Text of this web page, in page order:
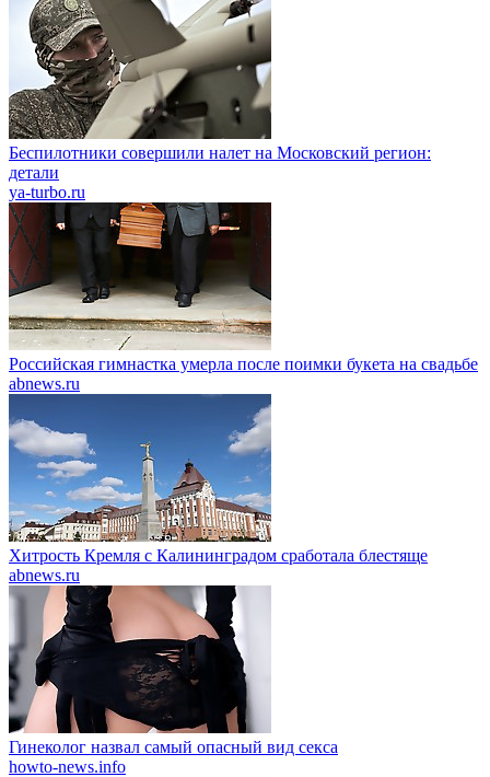
Беспилотники совершили налет на Московский регион:
детали
ya-turbo.ru
Российская гимнастка умерла после поимки букета на свадьбе
abnews.ru
Хитрость Кремля с Калининградом сработала блестяще
abnews.ru
Гинеколог назвал самый опасный вид секса
howto-news.info